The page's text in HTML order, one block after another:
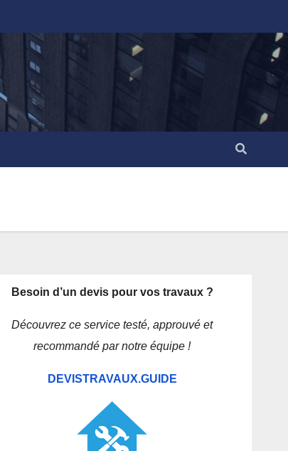
Besoin d’un devis pour vos travaux ?
Découvrez ce service testé, approuvé et
recommandé par notre équipe !
DEVISTRAVAUX.GUIDE